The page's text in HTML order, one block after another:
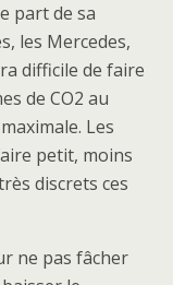
part de sa
les Mercedes,
difficile de faire
de CO2 au
Les
petit, moins
discrets ces
ne pas fâcher